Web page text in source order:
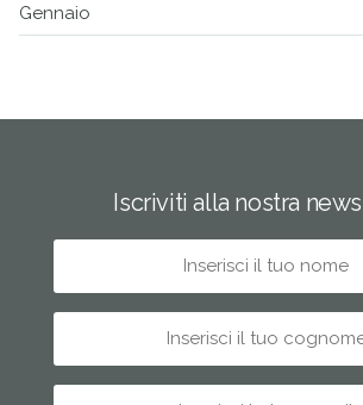
Gennaio
Iscriviti alla nostra